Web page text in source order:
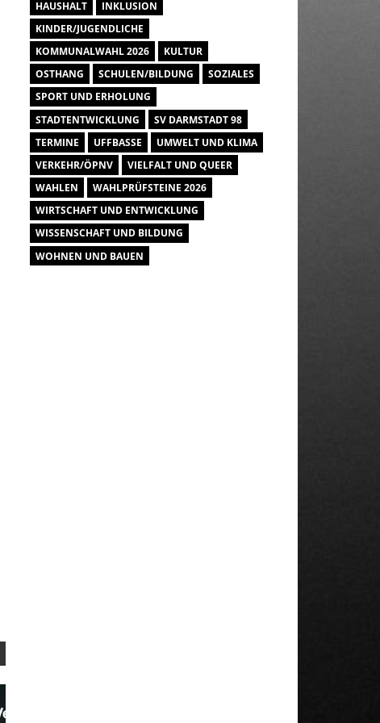
HAUSHALT
INKLUSION
KINDER/JUGENDLICHE
KOMMUNALWAHL 2026
KULTUR
OSTHANG
SCHULEN/BILDUNG
SOZIALES
SPORT UND ERHOLUNG
STADTENTWICKLUNG
SV DARMSTADT 98
TERMINE
UFFBASSE
UMWELT UND KLIMA
VERKEHR/ÖPNV
VIELFALT UND QUEER
WAHLEN
WAHLPRÜFSTEINE 2026
WIRTSCHAFT UND ENTWICKLUNG
WISSENSCHAFT UND BILDUNG
WOHNEN UND BAUEN